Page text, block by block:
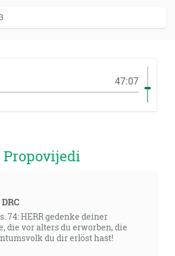
47:07
Propovijedi
74: HERR gedenke deiner
die vor alters du erworben, die
du dir erlöst hast!